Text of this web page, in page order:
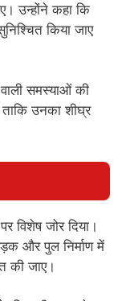
उन्होंने कहा कि
किया जाए
समस्याओं की
ताकि उनका शीघ्र
विशेष जोर दिया।
और पुल निर्माण में
की जाए।